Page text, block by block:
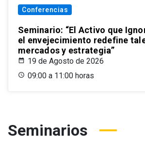
Conferencias
Seminario: “El Activo que
el envejecimiento redefine
mercados y estrategia”
19 de Agosto de 2026
09:00 a 11:00 horas
Seminarios